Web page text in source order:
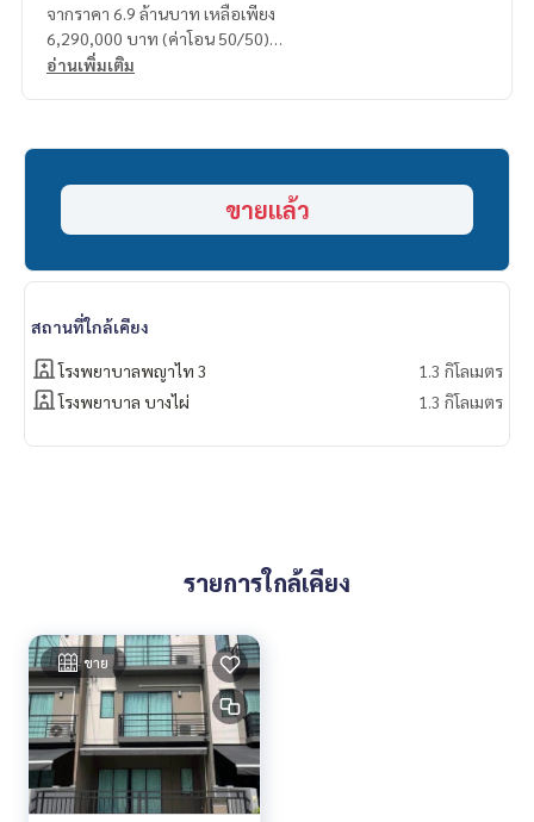
จากราคา 6.9 ล้านบาท เหลือเพียง
6,290,000 บาท (ค่าโอน 50/50)
HOME - REAL ESTATE SERVICES
📞062-879-5289
หรือคลิกhttps://lin.ee/2g9eaj7
✔️ ที่ปรึกษามืออาชีพ ประสบการณ์มากกว่า 6 ปี
✔️ ข้อมูลเชิงลึกโดยผู้เชี่ยวชาญในพื้นที่
✔️ รับฝากขาย รับซื้อ ขายฝาก จำนอง
#นายหน้าที่จริงใจ #รับฝากขายอสังหา
อ่านเพิ่มเติม
ขายแล้ว
สถานที่ใกล้เคียง
โรงพยาบาลพญาไท 3
1.3 กิโลเมตร
โรงพยาบาล บางไผ่
1.3 กิโลเมตร
รายการใกล้เคียง
ขาย